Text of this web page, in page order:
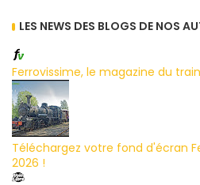
LES NEWS DES BLOGS DE NOS
Ferrovissime, le magazine du
Téléchargez votre fond d'écran
2026 !